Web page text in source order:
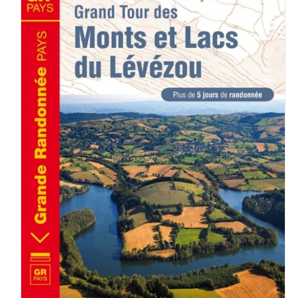
AJOUTER AU PANIER / DÉTAILS